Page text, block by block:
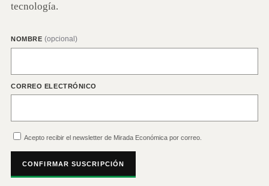
tecnología.
NOMBRE (opcional)
CORREO ELECTRÓNICO
Acepto recibir el newsletter de Mirada Económica por correo.
CONFIRMAR SUSCRIPCIÓN